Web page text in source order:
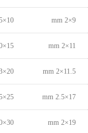
9×2 mm
10×7.5 cm
11×2 mm
15×10 cm
11.5×2 mm
20×13 cm
17×2.5 mm
25×15 cm
19×2 mm
30×20 cm